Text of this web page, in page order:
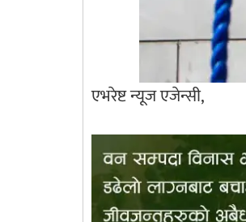
एभरेष्ट न्यूज एजेन्सी,